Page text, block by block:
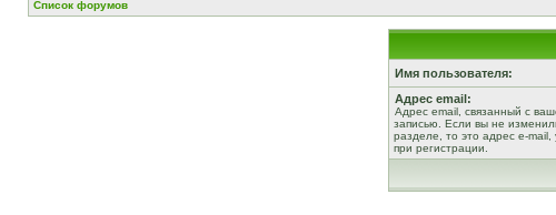
Список форумов
Имя пользователя:
Адрес email:
Адрес email, связанный с
записью. Если вы не
разделе, то это адрес e-mail,
при регистрации.